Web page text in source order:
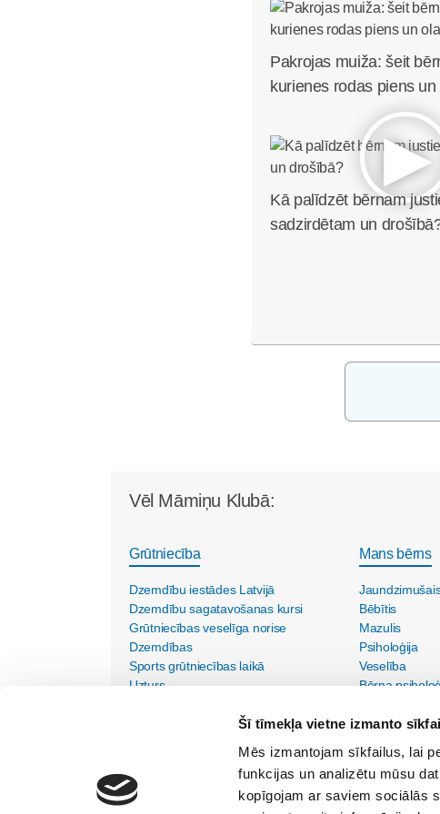
Šī tīmekļa vietne izmanto
Mēs izmantojam sīkfailus, lai
funkcijas un analizētu mūsu
kopīgojam ar saviem sociālās
Pakrojas muiža: šeit
kurienes rodas piens un
Kā palīdzēt bērnam
sadzirdētam un
Vēl Māmiņu Klubā:
Grūtniecība
Dzemdību iestādes Latvijā
Dzemdību sagatavošanas kursi
Grūtniecības veselīga norise
Dzemdības
Sports grūtniecības laikā
Uzturs
Mans bērns
Bēbītis
Mazulis
Psiholoģija
Veselība
Bērna